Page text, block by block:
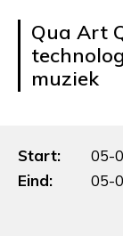
Qua Art
muziek
Start:
05-
Eind:
05-